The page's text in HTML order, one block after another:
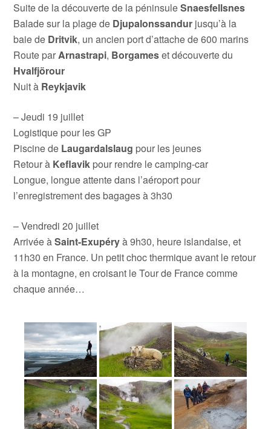
Suite de la découverte de la péninsuleSnaesfellsnes
Balade sur la plage de Djupalonssandur jusqu’à la
baie de Dritvik, un ancien port d’attache de 600 marins
Route parArnastrapi, Borgameset découverte du
Hvalfjörour
Nuit à Reykjavik
– Jeudi 19 juillet
Logistique pour les GP
Piscine de Laugardalslaug pour les jeunes
Retour à Keflavik pour rendre le camping-car
Longue, longue attente dans l’aéroport pour
l’enregistrement des bagages à 3h30
– Vendredi 20 juillet
Arrivée àSaint-Exupéryà 9h30, heure islandaise, et
11h30 en France. Un petit choc thermique avant le retour
à la montagne, en croisant le Tour de France comme
chaque année…